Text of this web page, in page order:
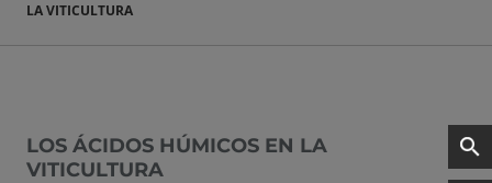
LA VITICULTURA
LOS ÁCIDOS HÚMICOS EN LA
VITICULTURA